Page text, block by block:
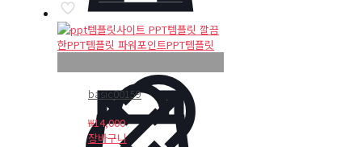
basic00159
₩14,000
장바구니